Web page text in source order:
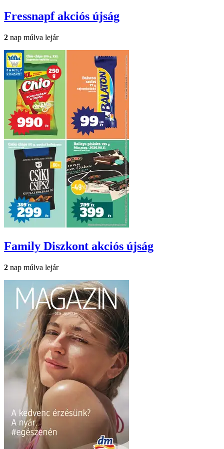
Fressnapfakciós újság
2 nap múlva lejár
Family Diszkont akciós újság
2 nap múlva lejár